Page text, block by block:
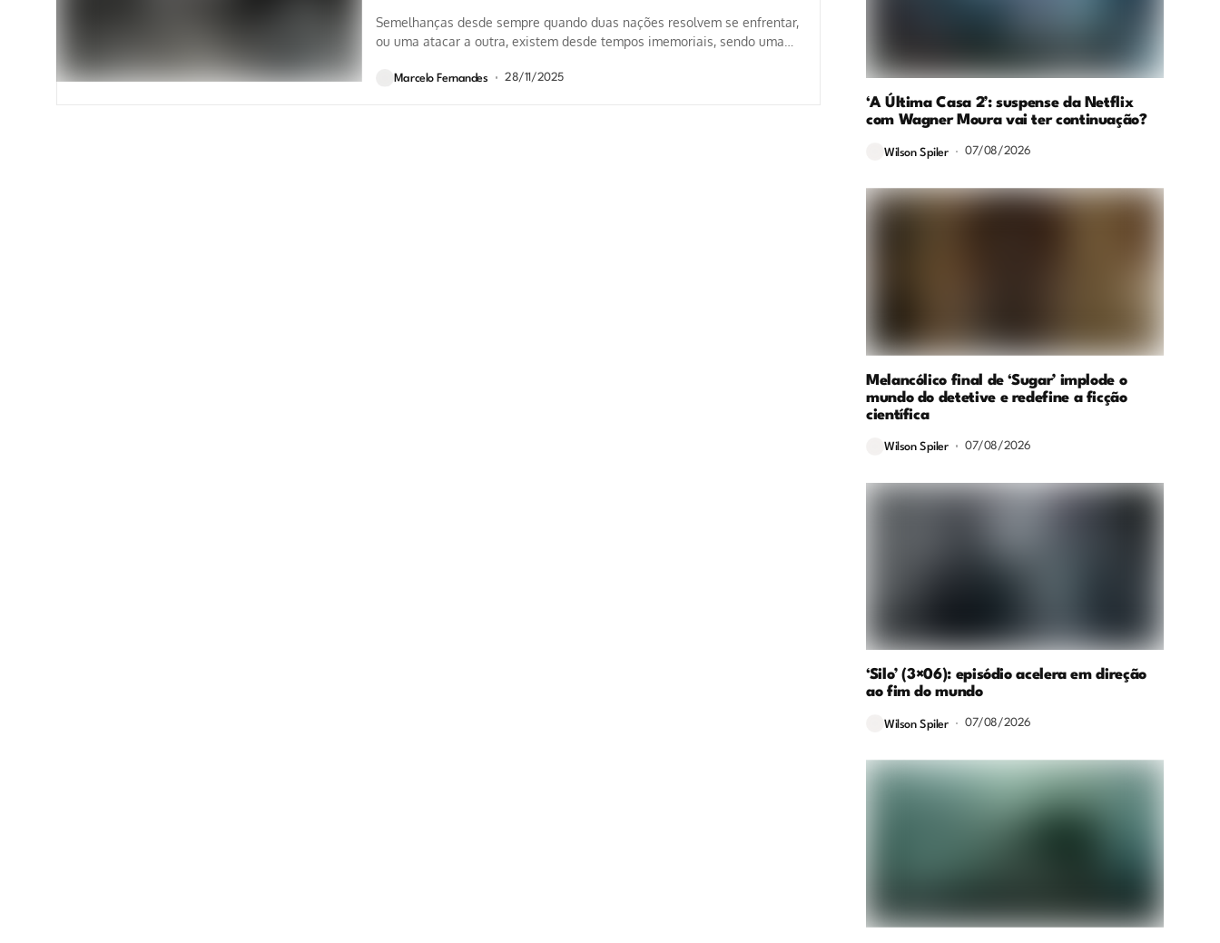
Semelhanças desde sempre quando duas nações resolvem se enfrentar,
ou uma atacar a outra, existem desde tempos imemoriais, sendo uma
Marcelo Fernandes 28/11/2025
‘A Última Casa 2’: suspense da Netflix
com Wagner Moura vai ter continuação?
Wilson Spiler 07/08/2026
Melancólico final de ‘Sugar’ implode o
mundo do detetive e redefine a ficção
científica
Wilson Spiler 07/08/2026
‘Silo’ (3×06): episódio acelera em direção
ao fim do mundo
Wilson Spiler 07/08/2026